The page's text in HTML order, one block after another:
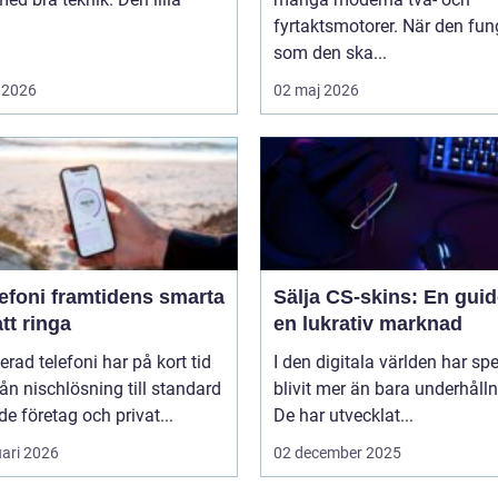
fyrtaktsmotorer. När den
som den ska...
02 maj 2026
smarta
ringa
telefoni har på kort tid
nischlösning till standard
företag och privat...
2026
Sälja CS-skins: En
en lukrativ marknad
I den digitala världen har
blivit mer än bara
De har utvecklat...
02 december 2025